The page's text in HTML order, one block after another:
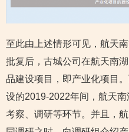
至此由上述情形可见，航天
批复后，古城公司在航天南
品建设项目，即产业化项目
设的2019-2022年间，航天南
考察、调研等环节。并且，